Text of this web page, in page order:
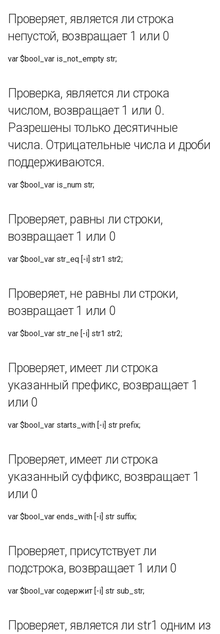
extract_param bar
"foo=123&bar=456&baz=789"
Извлечение значения json
Требуется установить
библиотеку cJSON (см.
раздел Установка)
ключи объектов и индексы
Возвращает строковые
значения без кавычек,
строки
возвращаются как
компактные JSON-строки
Примеры:
объекта
var $new_var extract_json
'{"a":{"b":{"c":3}}}' a b c;
Результат: 3
Извлечение из массива с
помощью [index]
var $new_var extract_json
'{"users":[{"name":"Alice"},
{"name":"Bob"}]}' users [0]
name;
Результат: Алиса
Извлечение массива в
'{"data":[1,2,3]}' data;
Проверяет, является ли строка
непустой, возвращает 1 или 0
var $bool_var is_not_empty str;
Проверка, является ли строка
числом, возвращает 1 или 0.
Разрешены только десятичные
числа. Отрицательные числа и дроби
поддерживаются.
var $bool_var is_num str;
Проверяет, равны ли строки,
возвращает 1 или 0
var $bool_var str_eq [-i] str1 str2;
Проверяет, не равны ли строки,
возвращает 1 или 0
var $bool_var str_ne [-i] str1 str2;
Проверяет, имеет ли строка
указанный префикс, возвращает 1
или 0
var $bool_var starts_with [-i] str prefix;
Проверяет, имеет ли строка
указанный суффикс, возвращает 1
или 0
var $bool_var ends_with [-i] str suffix;
Проверяет, присутствует ли
подстрока, возвращает 1 или 0
var $bool_var содержит [-i] str sub_str;
Проверяет, является ли str1 одним из